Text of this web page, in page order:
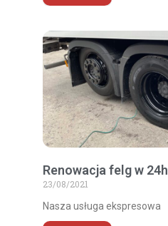
Renowacja felg w 24h
23/08/2021
Nasza usługa ekspresowa